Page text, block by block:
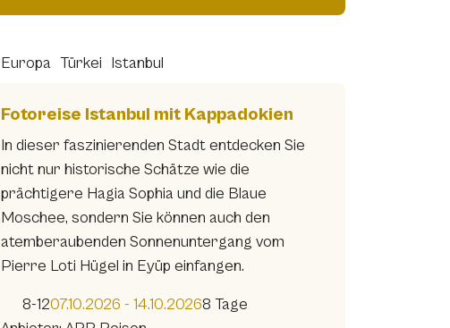
Europa Türkei Istanbul
Fotoreise Istanbul mit Kappadokien
In dieser faszinierenden Stadt entdecken Sie
nicht nur historische Schätze wie die
prächtigere Hagia Sophia und die Blaue
Moschee, sondern Sie können auch den
atemberaubenden Sonnenuntergang vom
Pierre Loti Hügel in Eyüp einfangen.
8-1207.10.2026 - 14.10.20268 Tage